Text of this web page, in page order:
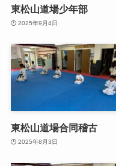
東松山道場少年部
2025年9月4日
東松山道場合同稽古
2025年8月3日